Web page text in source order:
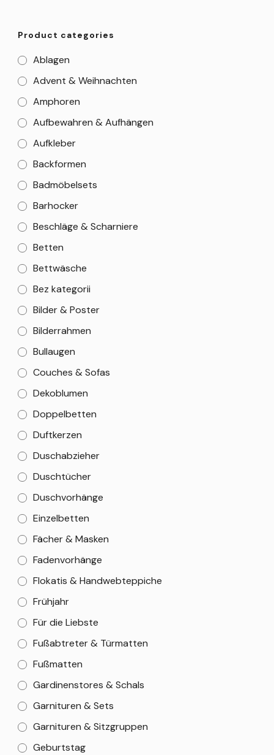
Product categories
Ablagen
Advent & Weihnachten
Amphoren
Aufbewahren & Aufhängen
Aufkleber
Backformen
Badmöbelsets
Barhocker
Beschläge & Scharniere
Betten
Bettwäsche
Bez kategorii
Bilder & Poster
Bilderrahmen
Bullaugen
Couches & Sofas
Dekoblumen
Doppelbetten
Duftkerzen
Duschabzieher
Duschtücher
Duschvorhänge
Einzelbetten
Fächer & Masken
Fadenvorhänge
Flokatis & Handwebteppiche
Frühjahr
Für die Liebste
Fußabtreter & Türmatten
Fußmatten
Gardinenstores & Schals
Garnituren & Sets
Garnituren & Sitzgruppen
Geburtstag